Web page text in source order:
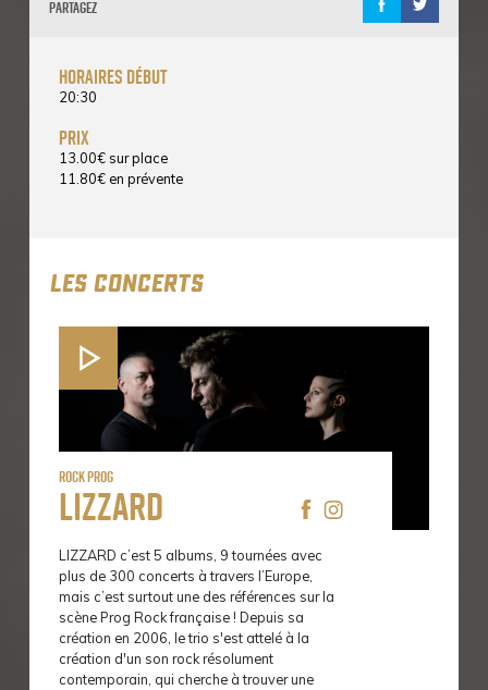
Partagez
horaires début
20:30
prix
13.00€ sur place
11.80€ en prévente
LES CONCERTS
Rock Prog
Lizzard
LIZZARD c’est 5 albums, 9 tournées avec
plus de 300 concerts à travers l’Europe,
mais c’est surtout une des références sur la
scène Prog Rock française ! Depuis sa
création en 2006, le trio s'est attelé à la
création d'un son rock résolument
contemporain, qui cherche à trouver une